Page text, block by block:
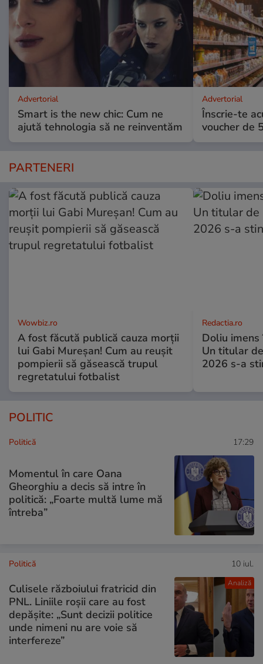
Advertorial
Smart is the new chic: Cum ne
ajută tehnologia să ne reinventăm
Advertorial
Înscrie-te
voucher de
PARTENERI
Wowbiz.ro
A fost făcută publică cauza morții
lui Gabi Mureșan! Cum au reușit
pompierii să găsească trupul
regretatului fotbalist
Redactia.ro
Doliu
Un titular
2026 s-a
POLITIC
Politică 17:29
Momentul în care Oana
Gheorghiu a decis să intre în
politică: „Foarte multă lume mă
întreba”
Analiză
Politică 10 iul.
Culisele războiului fratricid din
PNL. Liniile roșii care au fost
depășite: „Sunt decizii politice
unde nimeni nu are voie să
interfereze”